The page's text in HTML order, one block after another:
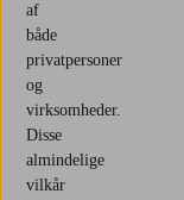
af
både
privatpersoner
og
virksomheder.
Disse
almindelige
vilkår